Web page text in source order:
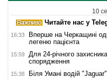
10
Читайте нас у
16:33
Вперше на Черкащині
легеню пацієнта
15:59
Для 24-річного
спорядження
15:38 Біля Умані водій